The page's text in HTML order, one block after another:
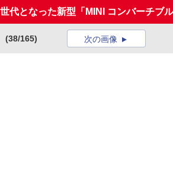
代となった新型「MINI コンバーチブル
(38/165) 次の画像